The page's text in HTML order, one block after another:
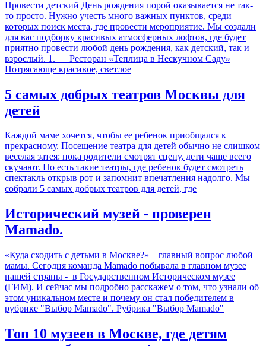
Провести детский День рождения порой оказывается не так-
то просто. Нужно учесть много важных пунктов, среди
которых поиск места, где провести мероприятие. Мы создали
для вас подборку красивых атмосферных лофтов, где будет
приятно провести любой день рождения, как детский, так и
взрослый. 1. Ресторан «Теплица в Нескучном Саду»
Потрясающе красивое, светлое
5 самых добрых театров Москвы для
детей
Каждой маме хочется, чтобы ее ребенок приобщался к
прекрасному. Посещение театра для детей обычно не слишком
веселая затея: пока родители смотрят сцену, дети чаще всего
скучают. Но есть такие театры, где ребенок будет смотреть
спектакль открыв рот и запомнит впечатления надолго. Мы
собрали 5 самых добрых театров для детей, где
Исторический музей - проверен
Mamado.
«Куда сходить с детьми в Москве?» – главный вопрос любой
мамы. Сегодня команда Mamado побывала в главном музее
нашей страны - в Государственном Историческом музее
(ГИМ). И сейчас мы подробно расскажем о том, что узнали об
этом уникальном месте и почему он стал победителем в
рубрике "Выбор Mamado". Рубрика "Выбор Mamado"
Топ 10 музеев в Москве, где детям